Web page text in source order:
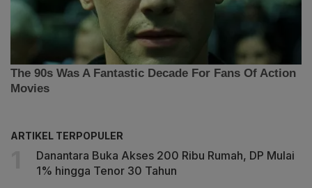
ARTIKEL TERPOPULER
Danantara Buka Akses 200 Ribu Rumah, DP Mulai
1% hingga Tenor 30 Tahun